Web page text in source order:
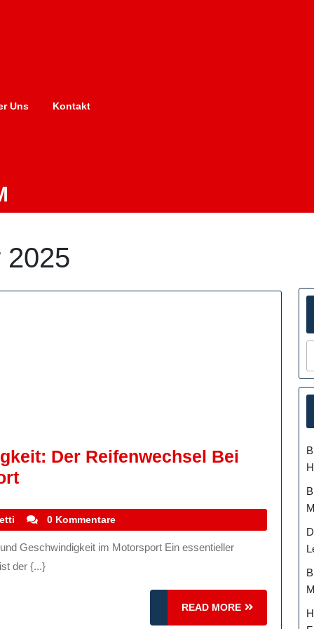
Uns Kontakt
2025
Der Reifenwechsel Bei
Präzision
Geschwindigkeit:
Der
Reifenwechsel
stefanocoletti
0 Kommentare
der {...}
READ MORE
READ
MORE